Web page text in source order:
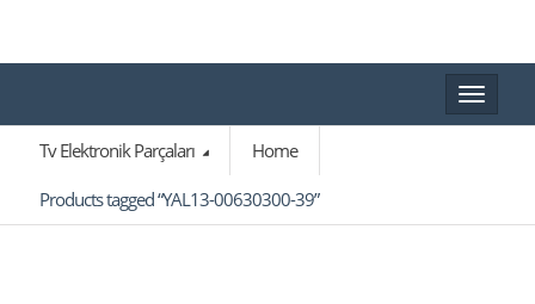
Toggle
Tv Elektronik Parçaları
Home
Products tagged “YAL13-00630300-39”